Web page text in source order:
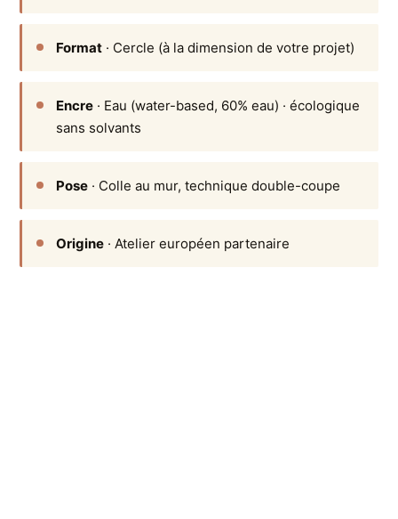
Format · Cercle (à la dimension de votre projet)
Encre · Eau (water-based, 60% eau) · écologique
sans solvants
Pose · Colle au mur, technique double-coupe
Origine · Atelier européen partenaire